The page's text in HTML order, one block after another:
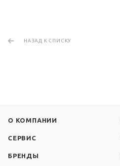
НАЗАД К СПИСКУ
О КОМПАНИИ
СЕРВИС
БРЕНДЫ